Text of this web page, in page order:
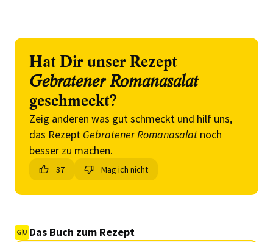
Hat Dir unser Rezept
Gebratener Romanasalat
geschmeckt?
Zeig anderen was gut schmeckt und hilf uns,
das Rezept Gebratener Romanasalat noch
besser zu machen.
37 Mag ich nicht
Das Buch zum Rezept